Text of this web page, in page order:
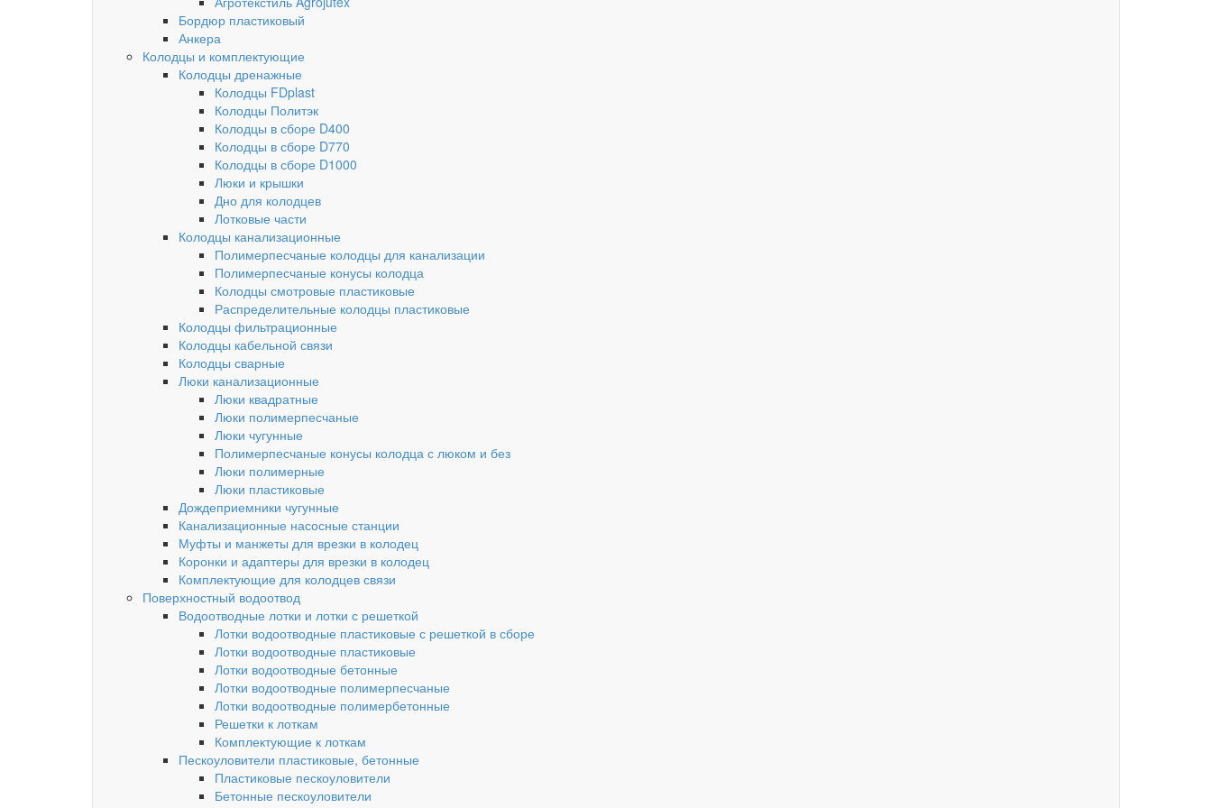
Бордюр пластиковый
Анкера
Колодцы и комплектующие
Колодцы дренажные
Колодцы FDplast
Колодцы Политэк
Колодцы в сборе D400
Колодцы в сборе D770
Колодцы в сборе D1000
Люки и крышки
Дно для колодцев
Лотковые части
Колодцы канализационные
Полимерпесчаные колодцы для канализации
Полимерпесчаные конусы колодца
Колодцы смотровые пластиковые
Распределительные колодцы пластиковые
Колодцы фильтрационные
Колодцы кабельной связи
Колодцы сварные
Люки канализационные
Люки квадратные
Люки полимерпесчаные
Люки чугунные
Полимерпесчаные конусы колодца с люком и без
Люки полимерные
Люки пластиковые
Дождеприемники чугунные
Канализационные насосные станции
Муфты и манжеты для врезки в колодец
Коронки и адаптеры для врезки в колодец
Комплектующие для колодцев связи
Поверхностный водоотвод
Водоотводные лотки и лотки с решеткой
Лотки водоотводные пластиковые с решеткой в сборе
Лотки водоотводные пластиковые
Лотки водоотводные бетонные
Лотки водоотводные полимерпесчаные
Лотки водоотводные полимербетонные
Решетки к лоткам
Комплектующие к лоткам
Пескоуловители пластиковые, бетонные
Пластиковые пескоуловители
Бетонные пескоуловители